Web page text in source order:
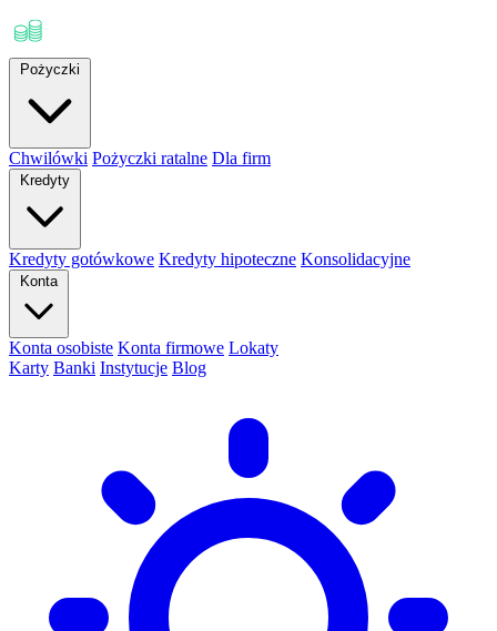
Pożyczki
Chwilówki Pożyczki ratalne Dla firm
Kredyty
Kredyty gotówkowe Kredyty hipoteczne Konsolidacyjne
Konta
Konta osobiste Konta firmowe Lokaty
Karty Banki Instytucje Blog